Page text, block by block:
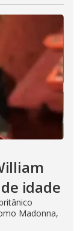
idade
Madonna,